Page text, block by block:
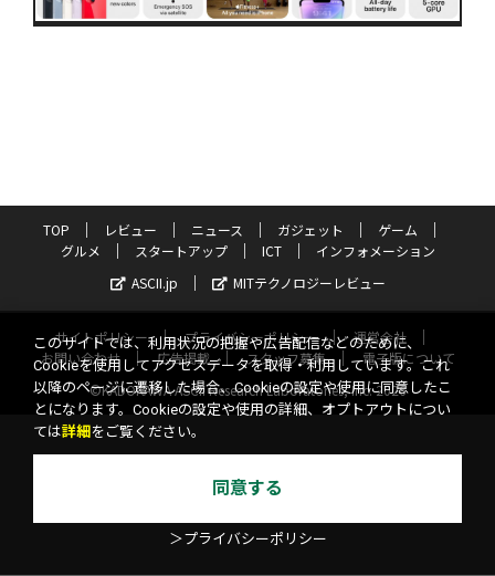
TOP レビュー ニュース ガジェット
ゲーム
グルメ
スタートアップ ICT
インフォメーション
ASCII.jp
MITテクノロジーレビュー
サイトポリシー プライバシーポリシー
運営会社
お問い合わせ
広告掲載 スタッフ募集
電子版について
©KADOKAWA ASCII Research Laboratories, Inc. 2026
このサイトでは、利用状況の把握や広告配信などのために、
Cookieを使用してアクセスデータを取得・利用しています。これ
以降のページに遷移した場合、Cookieの設定や使用に同意したこ
とになります。Cookieの設定や使用の詳細、オプトアウトについ
ては詳細 をご覧ください。
同意する
＞プライバシーポリシー